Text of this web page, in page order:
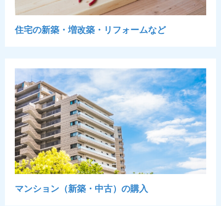
住宅の新築・増改築・リフォームなど
マンション（新築・中古）の購入